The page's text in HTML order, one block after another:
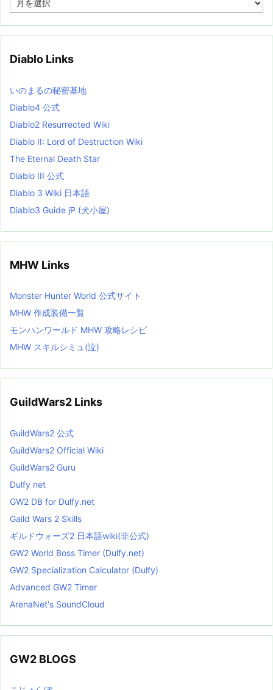
e
i
s
t
Diablo Links
いのまるの秘密基地
Diablo4 公式
Diablo2 Resurrected Wiki
Diablo II: Lord of Destruction Wiki
The Eternal Death Star
Diablo III 公式
Diablo 3 Wiki 日本語
Diablo3 Guide jP (犬小屋)
MHW Links
Monster Hunter World 公式サイト
MHW 作成装備一覧
モンハンワールド MHW 攻略レシピ
MHW スキルシミュ(泣)
GuildWars2 Links
GuildWars2 公式
GuildWars2 Official Wiki
GuildWars2 Guru
Dulfy net
GW2 DB for Dulfy.net
Gaild Wars 2 Skills
ギルドウォーズ2 日本語wiki(非公式)
GW2 World Boss Timer (Dulfy.net)
GW2 Specialization Calculator (Dulfy)
Advanced GW2 Timer
ArenaNet's SoundCloud
GW2 BLOGS